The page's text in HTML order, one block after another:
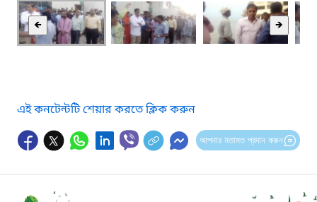
🡸 🡺
এই কনটেন্টটি শেয়ার করতে ক্লিক করুন
আপনার মতামত প্রদান করুন